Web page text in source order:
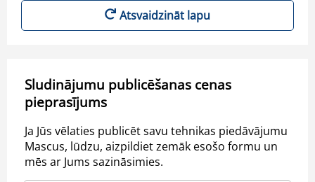
Atsvaidzināt lapu
Sludinājumu publicēšanas cenas
pieprasījums
Ja Jūs vēlaties publicēt savu tehnikas piedāvājumu
Mascus, lūdzu, aizpildiet zemāk esošo formu un
mēs ar Jums sazināsimies.